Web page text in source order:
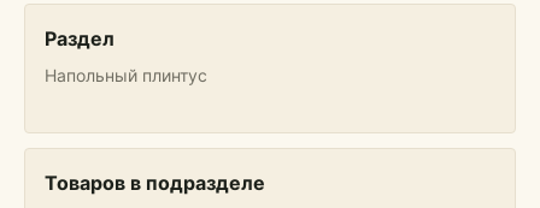
Раздел
Напольный плинтус
Товаров в подразделе